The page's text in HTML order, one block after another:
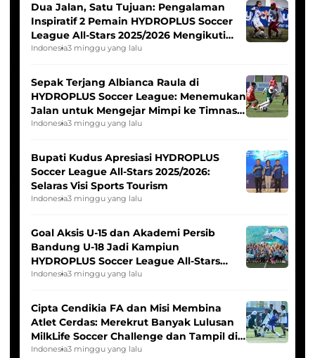
Dua Jalan, Satu Tujuan: Pengalaman
Inspiratif 2 Pemain HYDROPLUS Soccer
League All-Stars 2025/2026 Mengikuti
Seleksi Timnas Indonesia Putri
Indonesia3 minggu yang lalu
Sepak Terjang Albianca Raula di
HYDROPLUS Soccer League: Menemukan
Jalan untuk Mengejar Mimpi ke Timnas
Indonesia Putri
Indonesia3 minggu yang lalu
Bupati Kudus Apresiasi HYDROPLUS
Soccer League All-Stars 2025/2026:
Selaras Visi Sports Tourism
Indonesia3 minggu yang lalu
Goal Aksis U-15 dan Akademi Persib
Bandung U-18 Jadi Kampiun
HYDROPLUS Soccer League All-Stars
2025/2026
Indonesia3 minggu yang lalu
Cipta Cendikia FA dan Misi Membina
Atlet Cerdas: Merekrut Banyak Lulusan
MilkLife Soccer Challenge dan Tampil di
HYDROPLUS Soccer League
Indonesia3 minggu yang lalu